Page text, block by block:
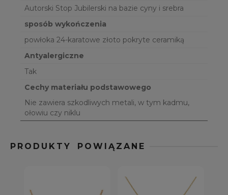
Autorski Stop Jubilerski na bazie cyny i srebra
sposób wykończenia
powłoka 24-karatowe złoto pokryte ceramiką
Antyalergiczne
Tak
Cechy materiału podstawowego
Nie zawiera szkodliwych metali, w tym kadmu,
ołowiu czy niklu
PRODUKTY POWIĄZANE